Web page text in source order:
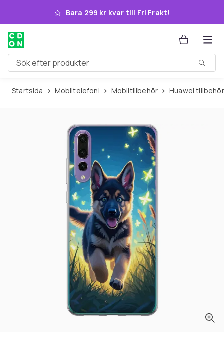
Hoppa till huvudinnehållet
Bara 299 kr kvar till Fri Frakt!
Sök efter produkter
Startsida Mobiltelefoni Mobiltillbehör Huawei tillbehör